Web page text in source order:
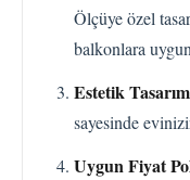
Ölçüye özel
balkonlara
Estetik
sayesinde
Uygun Fiyat